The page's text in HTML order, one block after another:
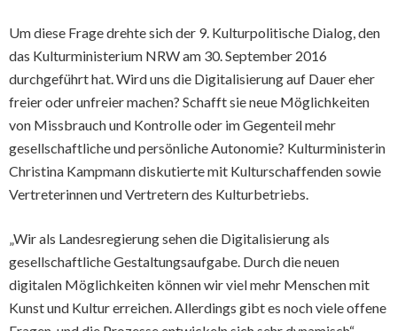
Um diese Frage drehte sich der 9. Kulturpolitische Dialog, den
das Kulturministerium NRW am 30. September 2016
durchgeführt hat. Wird uns die Digitalisierung auf Dauer eher
freier oder unfreier machen? Schafft sie neue Möglichkeiten
von Missbrauch und Kontrolle oder im Gegenteil mehr
gesellschaftliche und persönliche Autonomie? Kulturministerin
Christina Kampmann diskutierte mit Kulturschaffenden sowie
Vertreterinnen und Vertretern des Kulturbetriebs.
„Wir als Landesregierung sehen die Digitalisierung als
gesellschaftliche Gestaltungsaufgabe. Durch die neuen
digitalen Möglichkeiten können wir viel mehr Menschen mit
Kunst und Kultur erreichen. Allerdings gibt es noch viele offene